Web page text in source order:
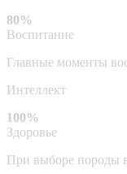
80%
Воспитание
Главные моменты
Интеллект
100%
Здоровье
При выборе породы